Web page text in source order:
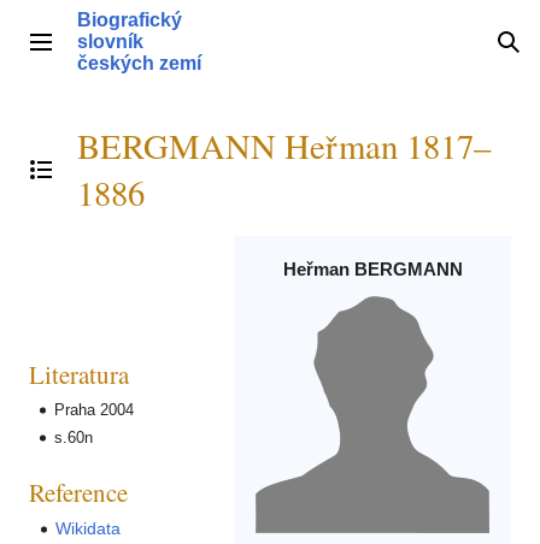
obsahHlavní menu
Biografický
slovník
českých zemí
Přepnout obsah
BERGMANN Heřman 1817–
1886
Heřman BERGMANN
Literatura
Praha 2004
s.60n
Reference
Wikidata